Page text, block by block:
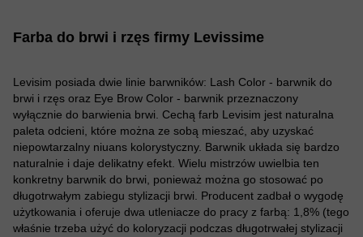
Farba do brwi i rzęs firmy Levissime
Levisim posiada dwie linie barwników: Lash Color - barwnik do
brwi i rzęs oraz Eye Brow Color - barwnik przeznaczony
wyłącznie do barwienia brwi. Cechą farb Levisim jest naturalna
paleta odcieni, które można ze sobą mieszać, aby uzyskać
niepowtarzalny niuans kolorystyczny. Barwnik układa się bardzo
naturalnie i daje delikatny efekt. Wielu mistrzów uwielbia ten
konkretny barwnik do brwi, ponieważ można go stosować po
długotrwałym zabiegu stylizacji brwi. Producent zadbał o wygodę
użytkowania i oferuje dwa utleniacze do pracy z farbą: 1,8% (tego
właśnie trzeba użyć do koloryzacji podczas długotrwałej stylizacji